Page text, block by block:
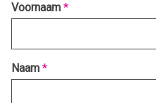
Voornaam *
Naam *